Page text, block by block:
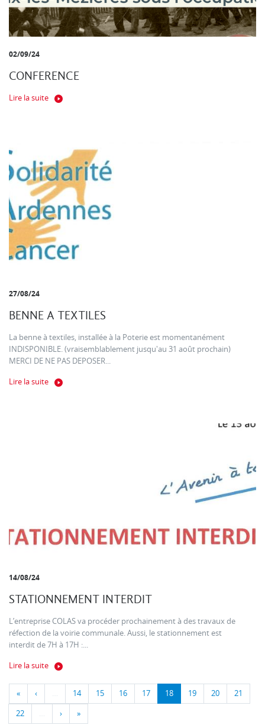
02/09/24
CONFERENCE
Lire la suite
27/08/24
BENNE A TEXTILES
La benne à textiles, installée à la Poterie est momentanément
INDISPONIBLE. (vraisemblablement jusqu'au 31 août prochain)
MERCI DE NE PAS DEPOSER...
Lire la suite
14/08/24
STATIONNEMENT INTERDIT
L’entreprise COLAS va procéder prochainement à des travaux de
réfection de la voirie communale. Aussi, le stationnement est
interdit de 7H à 17H :...
Lire la suite
« ‹ … 14 15 16 17 18 19 20 21
22 … › »